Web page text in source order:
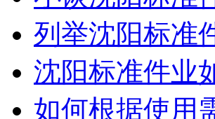
列举沈阳标准
沈阳标准件业
如何根据使用